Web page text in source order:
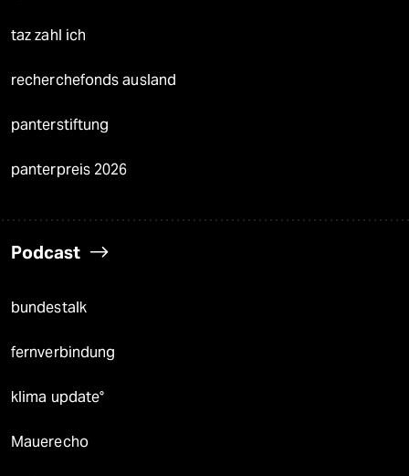
taz zahl ich
recherchefonds ausland
panterstiftung
panterpreis 2026
Podcast
bundestalk
fernverbindung
klima update°
Mauerecho